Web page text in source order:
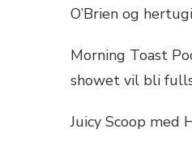
O’Brien og
Morning Toast
showet vil bli
Juicy Scoop med